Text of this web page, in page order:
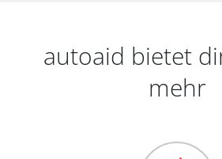
autoaid bietet
mehr